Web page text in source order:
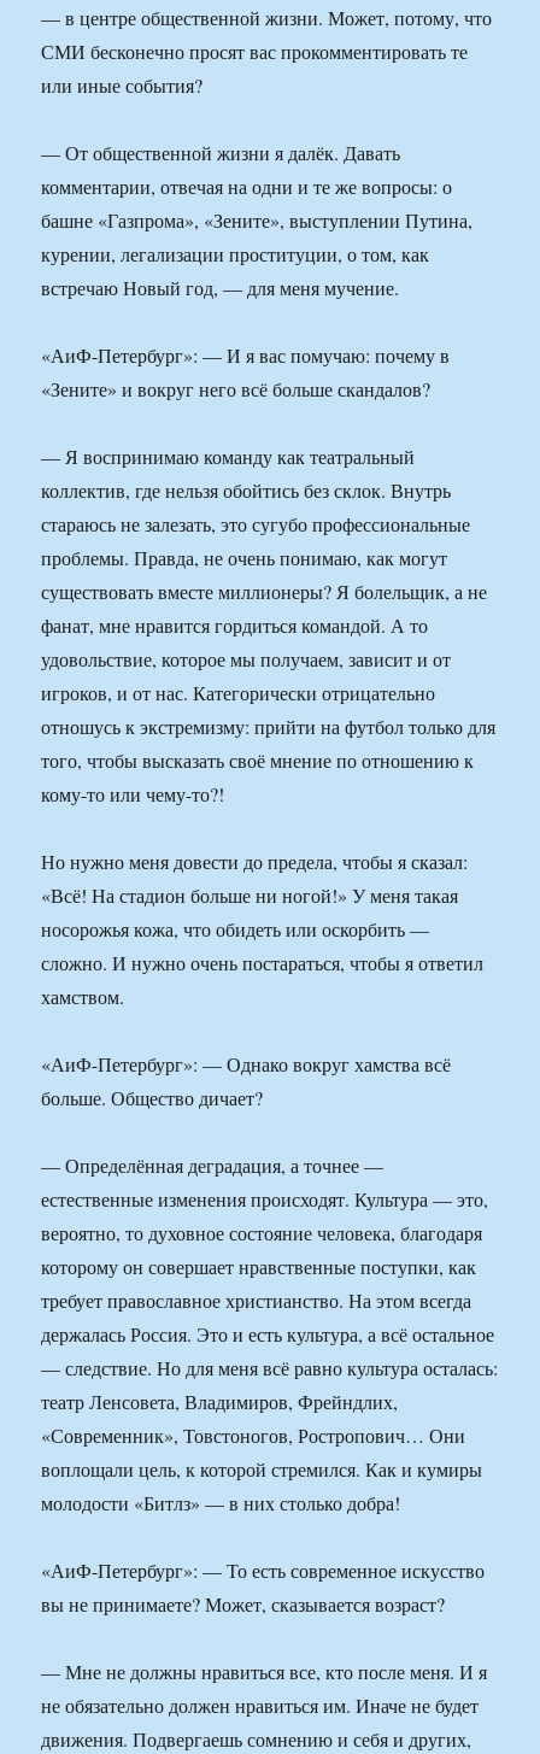
— в центре общественной жизни. Может, потому, что
СМИ бесконечно просят вас прокомментировать те
или иные события?
— От общественной жизни я далёк. Давать
комментарии, отвечая на одни и те же вопросы: о
башне «Газпрома», «Зените», выступлении Путина,
курении, легализации проституции, о том, как
встречаю Новый год, — для меня мучение.
«АиФ-Петербург»: — И я вас помучаю: почему в
«Зените» и вокруг него всё больше скандалов?
— Я воспринимаю команду как театральный
коллектив, где нельзя обойтись без склок. Внутрь
стараюсь не залезать, это сугубо профессиональные
проблемы. Правда, не очень понимаю, как могут
существовать вместе миллионеры? Я болельщик, а не
фанат, мне нравится гордиться командой. А то
удовольствие, которое мы получаем, зависит и от
игроков, и от нас. Категорически отрицательно
отношусь к экстремизму: прийти на футбол только для
того, чтобы высказать своё мнение по отношению к
кому-то или чему-то?!
Но нужно меня довести до предела, чтобы я сказал:
«Всё! На стадион больше ни ногой!» У меня такая
носорожья кожа, что обидеть или оскорбить —
сложно. И нужно очень постараться, чтобы я ответил
хамством.
«АиФ-Петербург»: — Однако вокруг хамства всё
больше. Общество дичает?
— Определённая деградация, а точнее —
естественные изменения происходят. Культура — это,
вероятно, то духовное состояние человека, благодаря
которому он совершает нравственные поступки, как
требует православное христианство. На этом всегда
держалась Россия. Это и есть культура, а всё остальное
— следствие. Но для меня всё равно культура осталась:
театр Ленсовета, Владимиров, Фрейндлих,
«Современник», Товстоногов, Ростропович… Они
воплощали цель, к которой стремился. Как и кумиры
молодости «Битлз» — в них столько добра!
«АиФ-Петербург»: — То есть современное искусство
вы не принимаете? Может, сказывается возраст?
— Мне не должны нравиться все, кто после меня. И я
не обязательно должен нравиться им. Иначе не будет
движения. Подвергаешь сомнению и себя и других,